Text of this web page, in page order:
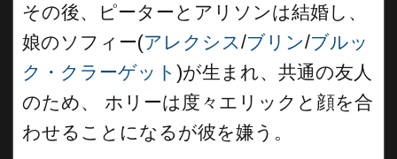
その後、ピーターとアリソンは結婚し、
娘のソフィー(アレクシス/ブリン/ブルッ
ク・クラーゲット )が生まれ、共通の友人
のため、 ホリーは度々エリックと顔を合
わせることになるが彼を嫌う。